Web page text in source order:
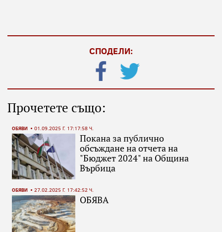
СПОДЕЛИ:
Прочетете също:
ОБЯВИ 01.09.2025 Г. 17:17:58 Ч.
Покана за публично
обсъждане на отчета на
"Бюджет 2024" на Община
Върбица
ОБЯВИ 27.02.2025 Г. 17:42:52 Ч.
ОБЯВА